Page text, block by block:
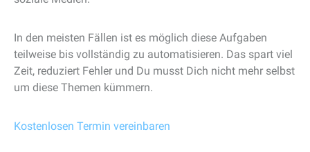
In den meisten Fällen ist es möglich diese Aufgaben
teilweise bis vollständig zu automatisieren. Das spart viel
Zeit, reduziert Fehler und Du musst Dich nicht mehr selbst
um diese Themen kümmern.
Kostenlosen Termin vereinbaren